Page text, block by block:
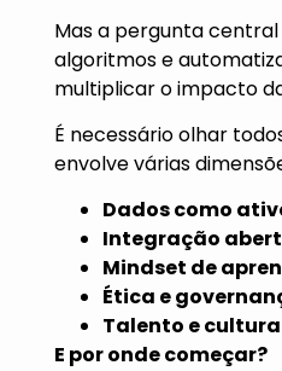
Mas a pergunta
algoritmos e
multiplicar o impacto
É necessário olhar
envolve várias
Dados como
Integração
Mindset de
Ética e
Talento e cultura
E por onde começar?